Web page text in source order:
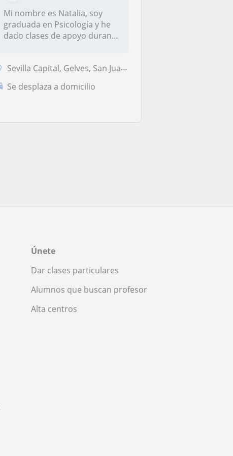
Mi nombre es Natalia, soy
graduada en Psicología y he
dado clases de apoyo durante
Sevilla Capital, Gelves, San Juan de Aznalfarache
Se desplaza a domicilio
Únete
Dar clases particulares
Alumnos que buscan profesor
Alta centros